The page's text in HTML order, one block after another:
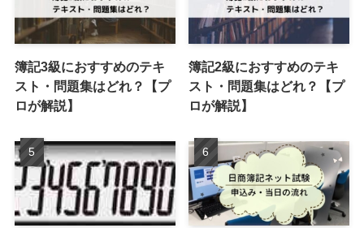
簿記3級におすすめのテキ
スト・問題集はどれ？【プ
ロが解説】
簿記2級におすすめのテキ
スト・問題集はどれ？【プ
ロが解説】